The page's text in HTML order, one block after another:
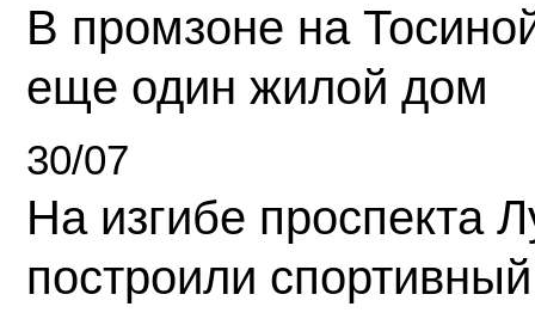
В промзоне на
еще один жилой дом
30/07
На изгибе проспекта
построили